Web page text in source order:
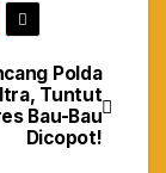
Polda
Tuntut
Bau-Bau
Dicopot!